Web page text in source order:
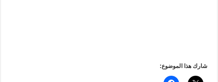
شارك هذا الموضوع: